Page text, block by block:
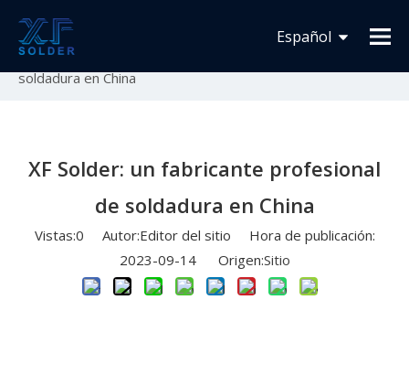
Español
Usted está aquí:
soldadura
XF Solder: un fabricante profesional de
soldadura en China
XF Solder: un fabricante profesional
de soldadura en China
Vistas:0 Autor:Editor del sitio Hora de publicación:
2023-09-14 Origen:Sitio